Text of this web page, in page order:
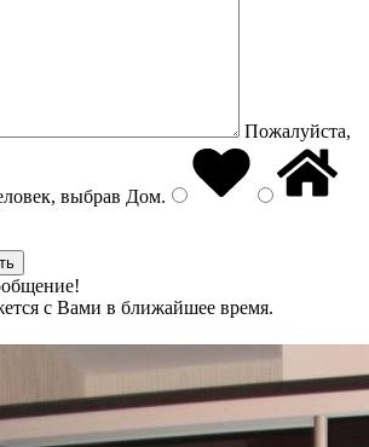
Пожалуйста,
выбрав Дом.
с Вами в ближайшее время.